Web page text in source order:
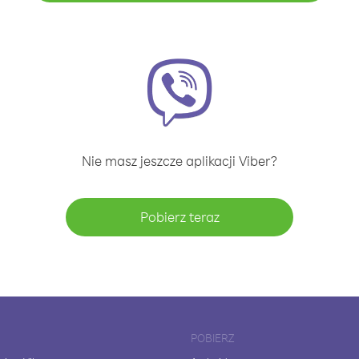
Nie masz jeszcze aplikacji Viber?
Pobierz teraz
POBIERZ